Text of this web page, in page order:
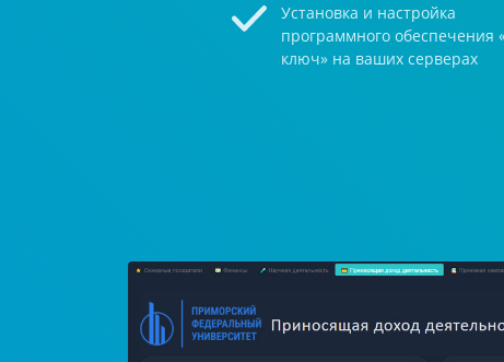
Установка и настройка
программного обеспечения
ключ» на ваших серверах